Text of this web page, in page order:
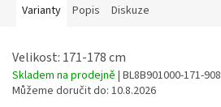
Varianty Popis Diskuze
Velikost: 171-178 cm
Skladem na prodejně | BL8B901000-171-908
Můžeme doručit do: 10.8.2026